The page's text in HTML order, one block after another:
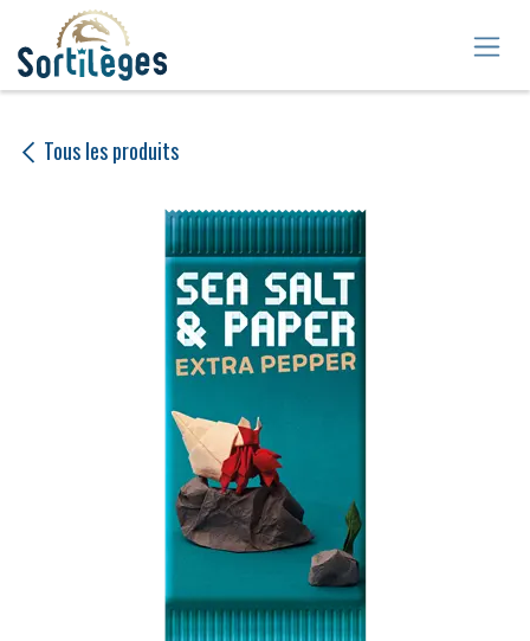
Se rendre au contenu
Tous les produits